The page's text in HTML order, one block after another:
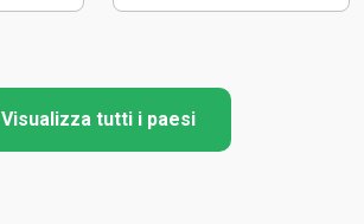
Visualizza tutti i paesi